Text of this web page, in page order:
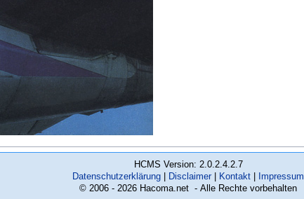
HCMS Version: 2.0.2.4.2.7
Datenschutzerklärung
Disclaimer Kontakt
Impressum
© 2006 - 2026 Hacoma.net - Alle Rechte vorbehalten